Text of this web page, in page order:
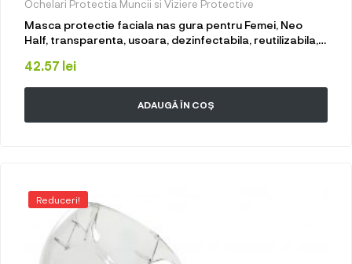
Ochelari Protectia Muncii si Viziere Protective
Masca protectie faciala nas gura pentru Femei, Neo
Half, transparenta, usoara, dezinfectabila, reutilizabila,
42.57 lei
ADAUGĂ ÎN COȘ
Reduceri!